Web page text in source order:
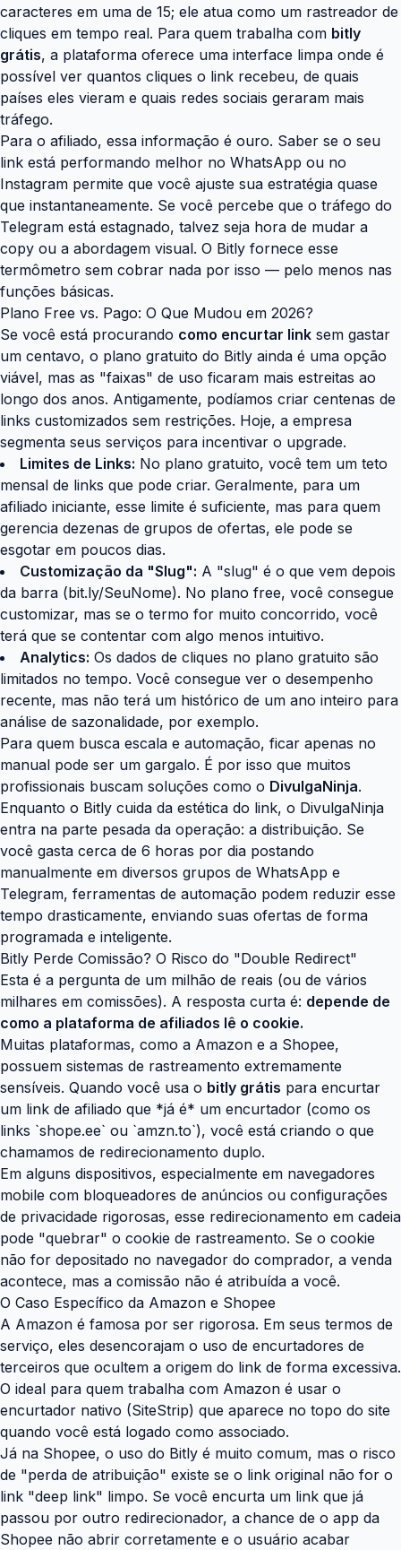
caracteres em uma de 15; ele atua como um rastreador de
cliques em tempo real. Para quem trabalha com bitly
grátis, a plataforma oferece uma interface limpa onde é
possível ver quantos cliques o link recebeu, de quais
países eles vieram e quais redes sociais geraram mais
tráfego.
Para o afiliado, essa informação é ouro. Saber se o seu
link está performando melhor no WhatsApp ou no
Instagram permite que você ajuste sua estratégia quase
que instantaneamente. Se você percebe que o tráfego do
Telegram está estagnado, talvez seja hora de mudar a
copy ou a abordagem visual. O Bitly fornece esse
termômetro sem cobrar nada por isso — pelo menos nas
funções básicas.
Plano Free vs. Pago: O Que Mudou em 2026?
Se você está procurando como encurtar link sem gastar
um centavo, o plano gratuito do Bitly ainda é uma opção
viável, mas as "faixas" de uso ficaram mais estreitas ao
longo dos anos. Antigamente, podíamos criar centenas de
links customizados sem restrições. Hoje, a empresa
segmenta seus serviços para incentivar o upgrade.
Limites de Links: No plano gratuito, você tem um teto
mensal de links que pode criar. Geralmente, para um
afiliado iniciante, esse limite é suficiente, mas para quem
gerencia dezenas de grupos de ofertas, ele pode se
esgotar em poucos dias.
Customização da "Slug": A "slug" é o que vem depois
da barra (bit.ly/SeuNome). No plano free, você consegue
customizar, mas se o termo for muito concorrido, você
terá que se contentar com algo menos intuitivo.
Analytics: Os dados de cliques no plano gratuito são
limitados no tempo. Você consegue ver o desempenho
recente, mas não terá um histórico de um ano inteiro para
análise de sazonalidade, por exemplo.
Para quem busca escala e automação, ficar apenas no
manual pode ser um gargalo. É por isso que muitos
profissionais buscam soluções como o DivulgaNinja.
Enquanto o Bitly cuida da estética do link, o DivulgaNinja
entra na parte pesada da operação: a distribuição. Se
você gasta cerca de 6 horas por dia postando
manualmente em diversos grupos de WhatsApp e
Telegram, ferramentas de automação podem reduzir esse
tempo drasticamente, enviando suas ofertas de forma
programada e inteligente.
Bitly Perde Comissão? O Risco do "Double Redirect"
Esta é a pergunta de um milhão de reais (ou de vários
milhares em comissões). A resposta curta é: depende de
como a plataforma de afiliados lê o cookie.
Muitas plataformas, como a Amazon e a Shopee,
possuem sistemas de rastreamento extremamente
sensíveis. Quando você usa o bitly grátis para encurtar
um link de afiliado que *já é* um encurtador (como os
links `shope.ee` ou `amzn.to`), você está criando o que
chamamos de redirecionamento duplo.
Em alguns dispositivos, especialmente em navegadores
mobile com bloqueadores de anúncios ou configurações
de privacidade rigorosas, esse redirecionamento em cadeia
pode "quebrar" o cookie de rastreamento. Se o cookie
não for depositado no navegador do comprador, a venda
acontece, mas a comissão não é atribuída a você.
O Caso Específico da Amazon e Shopee
A Amazon é famosa por ser rigorosa. Em seus termos de
serviço, eles desencorajam o uso de encurtadores de
terceiros que ocultem a origem do link de forma excessiva.
O ideal para quem trabalha com Amazon é usar o
encurtador nativo (SiteStrip) que aparece no topo do site
quando você está logado como associado.
Já na Shopee, o uso do Bitly é muito comum, mas o risco
de "perda de atribuição" existe se o link original não for o
link "deep link" limpo. Se você encurta um link que já
passou por outro redirecionador, a chance de o app da
Shopee não abrir corretamente e o usuário acabar